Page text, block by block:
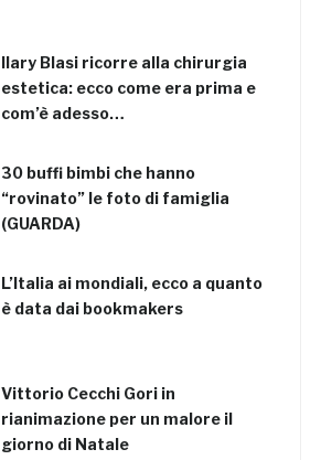
Ilary Blasi ricorre alla chirurgia
estetica: ecco come era prima e
com’è adesso…
30 buffi bimbi che hanno
“rovinato” le foto di famiglia
(GUARDA)
L’Italia ai mondiali, ecco a quanto
è data dai bookmakers
Vittorio Cecchi Gori in
rianimazione per un malore il
giorno di Natale